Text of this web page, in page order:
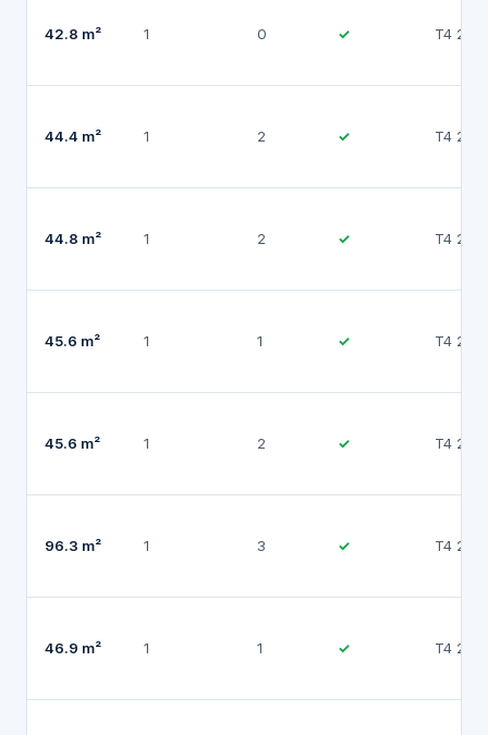
42.8 m² 1 0 ✓ T4
44.4 m² 1 2 ✓ T4
44.8 m² 1 2 ✓ T4
45.6 m² 1 1 ✓ T4
45.6 m² 1 2 ✓ T4
96.3 m² 1 3 ✓ T4
46.9 m² 1 1 ✓ T4